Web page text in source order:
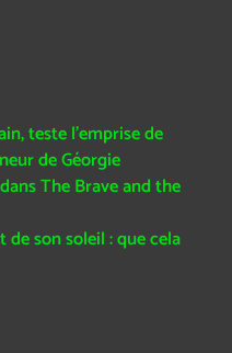
teste l’emprise de
de Géorgie
The Brave and the
son soleil : que cela